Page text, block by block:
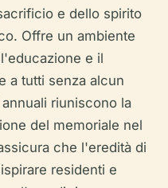
e dello spirito
Offre un ambiente
e il
a tutti senza alcun
riuniscono la
del memoriale nel
che l'eredità di
residenti e